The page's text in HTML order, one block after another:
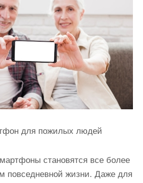
для пожилых людей
становятся все более
повседневной жизни. Даже для